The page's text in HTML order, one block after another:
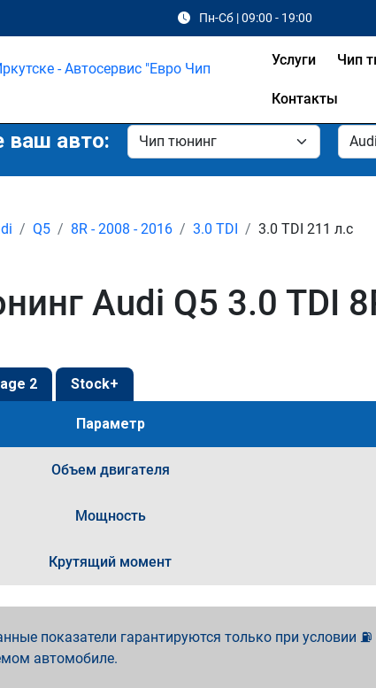
Пн-Сб | 09:00 - 19:00
Услуги Чип
Контакты
ваш авто:
Q5 8R - 2008 - 2016 3.0 TDI 3.0 TDI 211 л.с
Audi Q5 3.0 TDI
2 Stock+
Параметр
Объем двигателя
Мощность
Крутящий момент
показатели гарантируются только при условии
автомобиле.